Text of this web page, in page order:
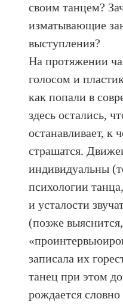
своим танцем?
изматывающие
выступления?
На протяжении
голосом и
как попали в
здесь остались,
останавливает, к
страшатся.
индивидуальны
психологии
и усталости
(позже
записала их
танец при этом
рождается